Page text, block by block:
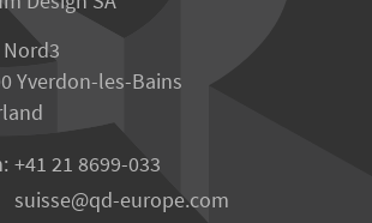
Yverdon-les-Bains
+41 21 8699-033
suisse qd-europe.com